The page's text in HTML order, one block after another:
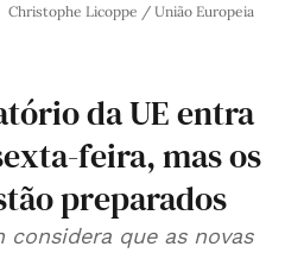
Christophe Licoppe / União Europeia
da UE entra
feira, mas os
preparados
considera que as novas